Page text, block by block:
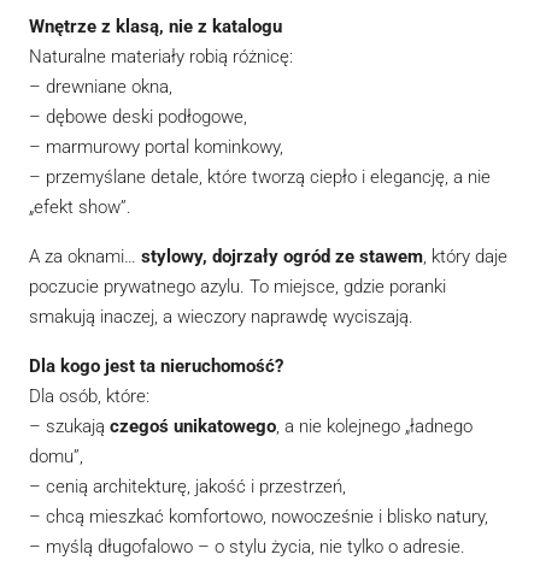
Wnętrze z klasą, nie z katalogu
Naturalne materiały robią różnicę:
– drewniane okna,
– dębowe deski podłogowe,
– marmurowy portal kominkowy,
– przemyślane detale, które tworzą ciepło i elegancję, a nie
„efekt show”.
A za oknami… stylowy, dojrzały ogród ze stawem, który daje
poczucie prywatnego azylu. To miejsce, gdzie poranki
smakują inaczej, a wieczory naprawdę wyciszają.
Dla kogo jest ta nieruchomość?
Dla osób, które:
– szukają czegoś unikatowego, a nie kolejnego „ładnego
domu”,
– cenią architekturę, jakość i przestrzeń,
– chcą mieszkać komfortowo, nowocześnie i blisko natury,
– myślą długofalowo – o stylu życia, nie tylko o adresie.